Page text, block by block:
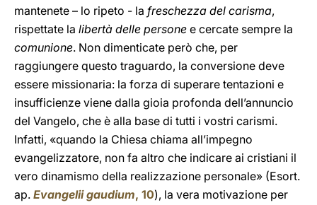
mantenete – lo ripeto - la freschezza del carisma,
rispettate la libertà delle persone e cercate sempre la
comunione. Non dimenticate però che, per
raggiungere questo traguardo, la conversione deve
essere missionaria: la forza di superare tentazioni e
insufficienze viene dalla gioia profonda dell’annuncio
del Vangelo, che è alla base di tutti i vostri carismi.
Infatti, «quando la Chiesa chiama all’impegno
evangelizzatore, non fa altro che indicare ai cristiani il
vero dinamismo della realizzazione personale» (Esort.
ap. Evangelii gaudium, 10), la vera motivazione per